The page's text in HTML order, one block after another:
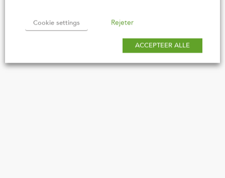
Cookie settings Rejeter
ACCEPTEER ALLE